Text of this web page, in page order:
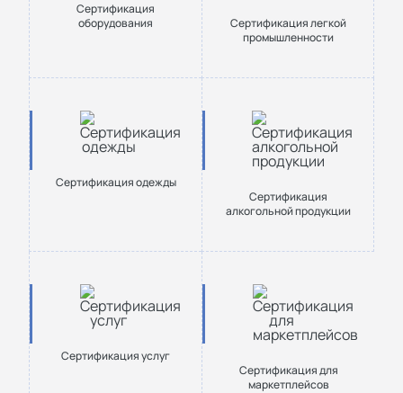
Сертификация
оборудования
Сертификация легкой
промышленности
Сертификация одежды
Сертификация
алкогольной продукции
Сертификация услуг
Сертификация для
маркетплейсов